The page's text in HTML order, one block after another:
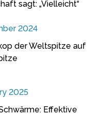
sagt: „Vielleicht“
2024
der Weltspitze auf
2025
Effektive